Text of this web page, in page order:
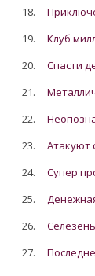
18.
19.
Клуб
20.
Спасти
21.
22.
23.
Атакуют
24.
Супер
25.
26.
27.